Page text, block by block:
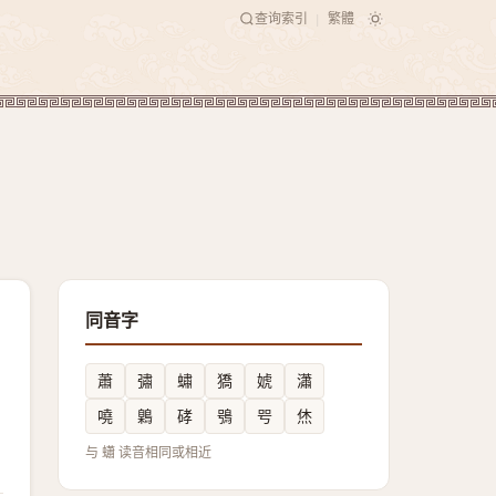
查询索引 繁體
同音字
蕭 彇 蟰 獢 婋
瀟
嘵
鷍 硣 鴞 㕺 烋
与 蠨 读音相同或相近